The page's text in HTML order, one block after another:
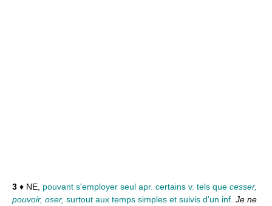
3 ♦ NE, pouvant s'employer seul apr. certains v. tels que cesser,
pouvoir, oser, surtout aux temps simples et suivis d'un inf. Je ne